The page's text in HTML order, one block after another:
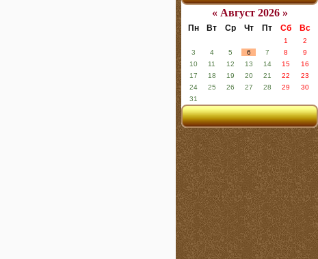
« Август 2026 »
Пн Вт Ср Чт Пт Сб Вс
1
2
3
4 5 6 7 8
9
10
11 12 13 14 15
16
17
18 19 20 21 22
23
24
25 26 27 28 29
30
31